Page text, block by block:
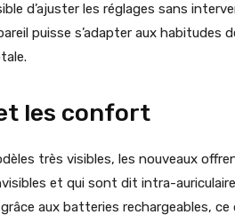
d’ajuster les réglages sans
puisse s’adapter aux habitudes
les confort
très visibles, les nouveaux
et qui sont dit intra-
aux batteries rechargeables,